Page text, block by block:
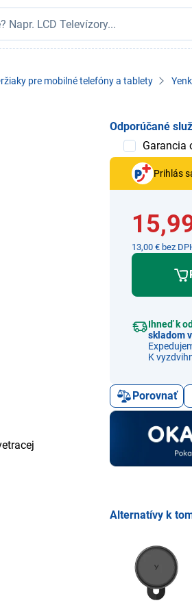
pre mobilné telefóny a tablety
Odporúčané
Garancia
Prihlás
13,00 € bez
Ihneď k
skladom
K
Porovnať
Alternatívy k